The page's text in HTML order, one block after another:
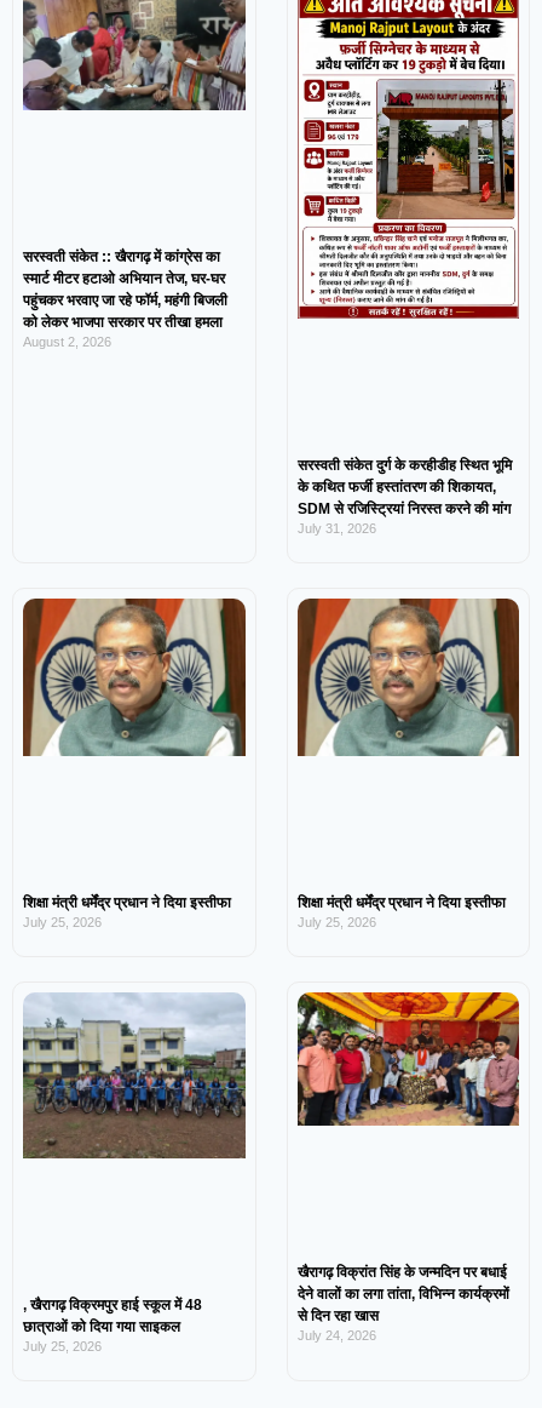
सरस्वती संकेत :: खैरागढ़ में कांग्रेस का
स्मार्ट मीटर हटाओ अभियान तेज, घर-घर
पहुंचकर भरवाए जा रहे फॉर्म, महंगी बिजली
को लेकर भाजपा सरकार पर तीखा हमला
August 2, 2026
सरस्वती संकेत दुर्ग के करहीडीह स्थित भूमि
के कथित फर्जी हस्तांतरण की शिकायत,
SDM से रजिस्ट्रियां निरस्त करने की मांग
July 31, 2026
शिक्षा मंत्री धर्मेंद्र प्रधान ने दिया इस्तीफा
July 25, 2026
शिक्षा मंत्री धर्मेंद्र प्रधान ने दिया इस्तीफा
July 25, 2026
, खैरागढ़ विक्रमपुर हाई स्कूल में 48
छात्राओं को दिया गया साइकल
July 25, 2026
खैरागढ़ विक्रांत सिंह के जन्मदिन पर बधाई
देने वालों का लगा तांता, विभिन्न कार्यक्रमों
से दिन रहा खास
July 24, 2026